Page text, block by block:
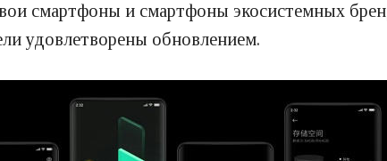
смартфоны и смартфоны экосистемных
удовлетворены обновлением.